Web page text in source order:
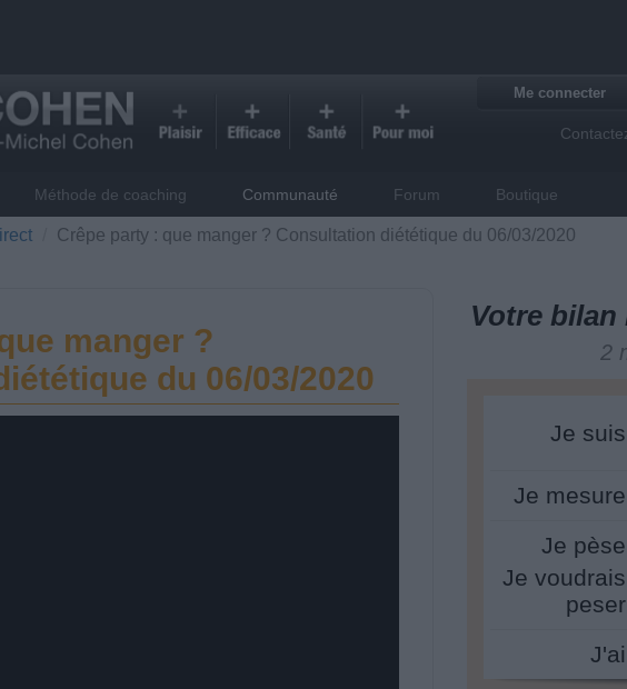
Me connecter
Méthode de coaching Communauté Forum Boutique
Crêpe party : que manger ? Consultation diététique du 06/03/2020
manger ?
du 06/03/2020
Votre
2
Je suis
Je mesure
Je pèse
Je voudrais
peser
J'ai